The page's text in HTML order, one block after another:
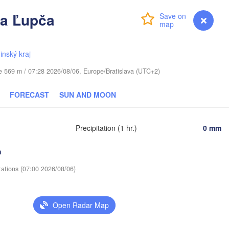
Login myVentusky Forecast
Ľupča
kraj
569 m / 07:28 2026/08/06, Europe/Bratislava (UTC+2)
FORECAST SUN AND MOON
Precipitation (1 hr.) 0 mm
(07:00 2026/08/06)
Open Radar Map
(Chernihiv)
Віцебск
Брянск
(Bryansk)